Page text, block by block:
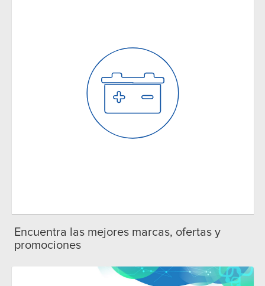
Encuentra las mejores marcas, ofertas y
promociones